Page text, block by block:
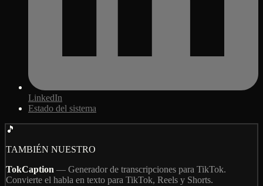
LinkedIn
Estado del sistema
🎵
TAMBIÉN NUESTRO
TokCaption — Generador de transcripciones para TikTok.
Convierte el habla en texto para TikTok, Reels y Shorts.